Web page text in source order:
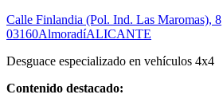
Calle Finlandia (Pol. Ind. Las Maromas), 8
03160AlmoradíALICANTE
Desguace especializado en vehículos 4x4
Contenido destacado: